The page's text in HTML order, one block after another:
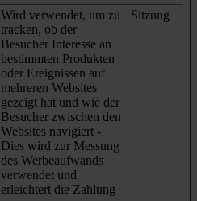
Wird verwendet, um zu
tracken, ob der
Besucher Interesse an
bestimmten Produkten
oder Ereignissen auf
mehreren Websites
gezeigt hat und wie der
Besucher zwischen den
Websites navigiert -
Dies wird zur Messung
des Werbeaufwands
verwendet und
erleichtert die Zahlung
Sitzung